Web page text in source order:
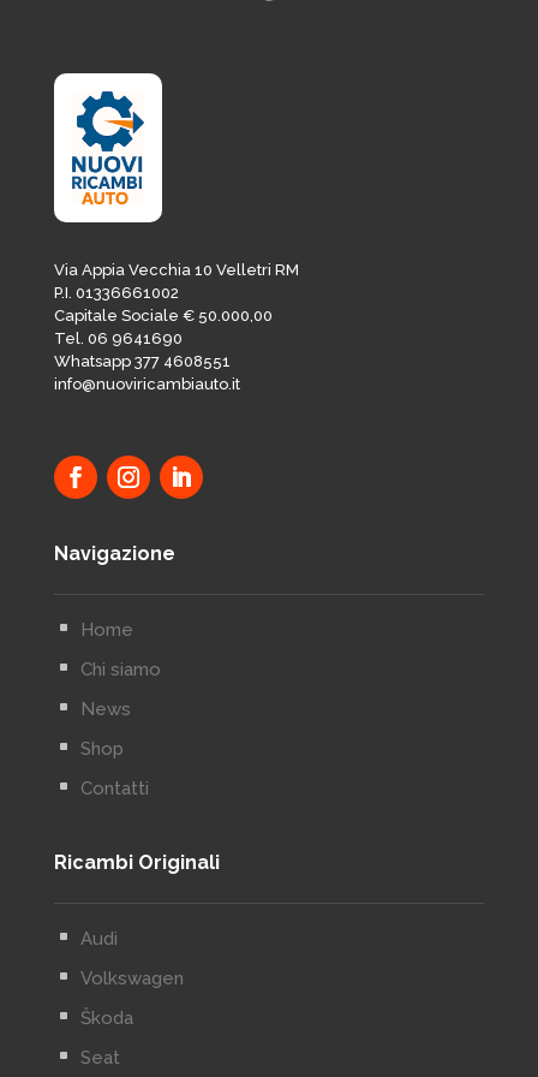
Via Appia Vecchia 10 Velletri RM
P.I. 01336661002
Capitale Sociale € 50.000,00
Tel. 06 9641690
Whatsapp 377 4608551
info@nuoviricambiauto.it
Navigazione
^ Home
^ Chi siamo
^ News
^ Shop
^ Contatti
Ricambi Originali
^ Audi
^ Volkswagen
^ Škoda
^ Seat